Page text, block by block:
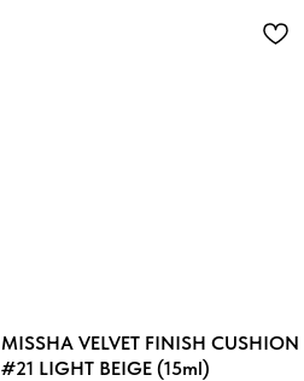
MISSHA VELVET FINISH CUSHION
#21 LIGHT BEIGE (15ml)